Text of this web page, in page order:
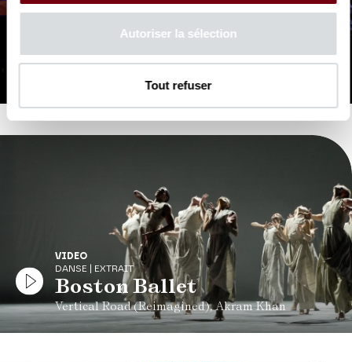
Autoriser la sélection
Tout refuser
CONCERT | EXTRAIT
Lucas et Arthur Jussen
VIDEO
DANSE | EXTRAIT
Boston Ballet
Vertical Road (Reimagined), Akram Khan